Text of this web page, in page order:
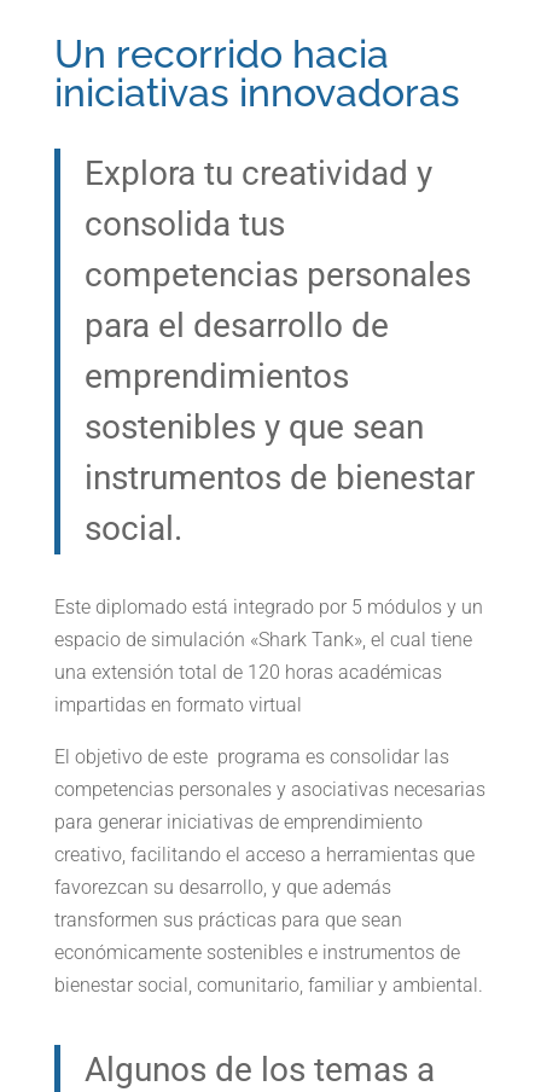
Un recorrido hacia
iniciativas innovadoras
Explora tu creatividad y
consolida tus
competencias personales
para el desarrollo de
emprendimientos
sostenibles y que sean
instrumentos de bienestar
social.
Este diplomado está integrado por 5 módulos y un
espacio de simulación «Shark Tank», el cual tiene
una extensión total de 120 horas académicas
impartidas en formato virtual
El objetivo de este programa es consolidar las
competencias personales y asociativas necesarias
para generar iniciativas de emprendimiento
creativo, facilitando el acceso a herramientas que
favorezcan su desarrollo, y que además
transformen sus prácticas para que sean
económicamente sostenibles e instrumentos de
bienestar social, comunitario, familiar y ambiental.
Algunos de los temas a